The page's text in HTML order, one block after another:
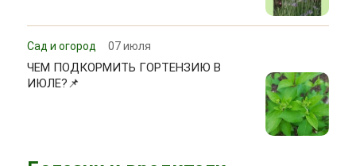
Сад и огород 07 июля
ЧЕМ ПОДКОРМИТЬ ГОРТЕНЗИЮ В
ИЮЛЕ?📌